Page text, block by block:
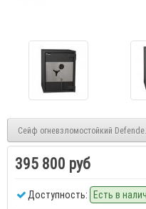
Сейф огневзломостойкий
395 800 руб
Доступность: Есть в